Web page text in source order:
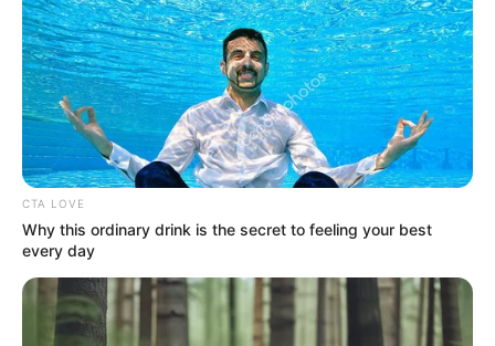
CTA LOVE
Why this ordinary drink is the secret to feeling your best
every day